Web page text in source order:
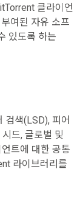
클라이언
여된 자유 소프
있도록 하는
검색(LSD), 피어
드, 글로벌 및
트에 대한 공통
라이브러리를